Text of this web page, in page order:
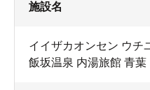
施設名
イイザカオンセン ウチ
飯坂温泉 内湯旅館 青葉